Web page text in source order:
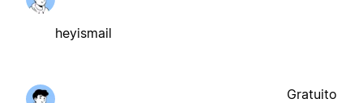
heyismail
Gratuito